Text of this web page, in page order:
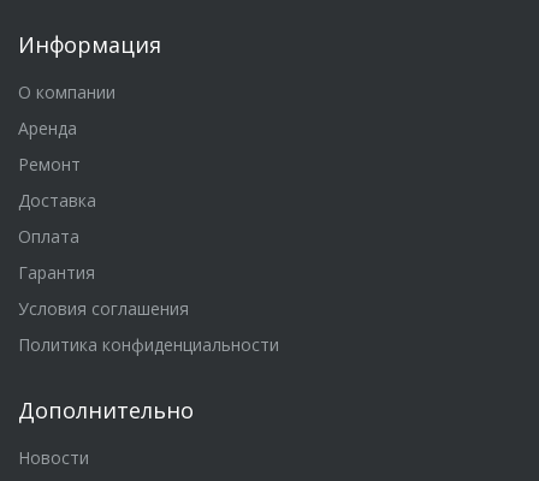
Информация
О компании
Аренда
Ремонт
Доставка
Оплата
Гарантия
Условия соглашения
Политика конфиденциальности
Дополнительно
Новости